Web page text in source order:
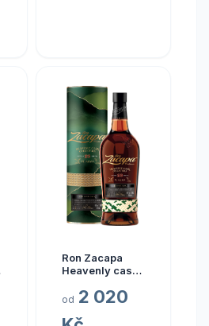
Ron Zacapa
Heavenly cask
Alma 23y 40%
od 2 020